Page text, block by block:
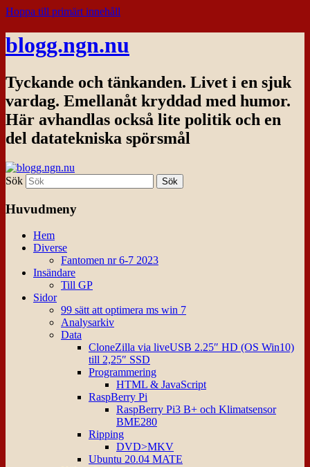
Hoppa till primärt innehåll
blogg.ngn.nu
Tyckande och tänkanden. Livet i en sjuk
vardag. Emellanåt kryddad med humor.
Här avhandlas också lite politik och en
del datatekniska spörsmål
Sök
Huvudmeny
Hem
Diverse
Fantomen nr 6-7 2023
Insändare
Till GP
Sidor
99 sätt att optimera ms win 7
Analysarkiv
Data
CloneZilla via liveUSB 2.25″ HD (OS Win10)
till 2,25″ SSD
Programmering
HTML & JavaScript
RaspBerry Pi
RaspBerry Pi3 B+ och Klimatsensor
BME280
Ripping
DVD>MKV
Ubuntu 20.04 MATE